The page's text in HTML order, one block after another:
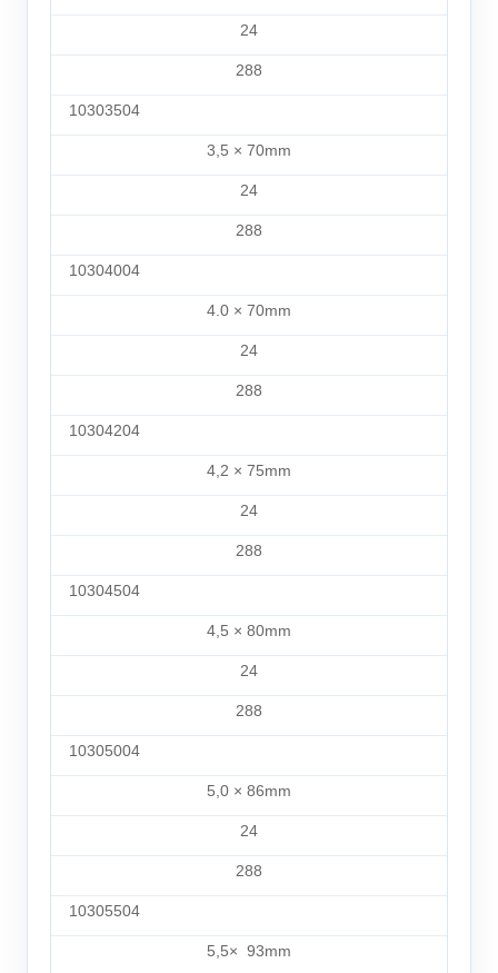
24
288
10303504
3,5 × 70mm
24
288
10304004
4.0 × 70mm
24
288
10304204
4,2 × 75mm
24
288
10304504
4,5 × 80mm
24
288
10305004
5,0 × 86mm
24
288
10305504
5,5× 93mm